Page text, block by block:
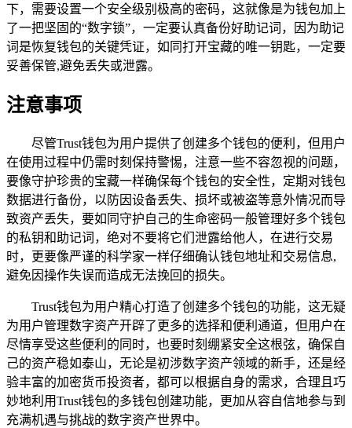
下，需要设置一个安全级别极高的密码，这就像是为钱包加上
了一把坚固的“数字锁”，一定要认真备份好助记词，因为助记
词是恢复钱包的关键凭证，如同打开宝藏的唯一钥匙，一定要
妥善保管,避免丢失或泄露。
注意事项
尽管Trust钱包为用户提供了创建多个钱包的便利，但用户
在使用过程中仍需时刻保持警惕，注意一些不容忽视的问题，
要像守护珍贵的宝藏一样确保每个钱包的安全性，定期对钱包
数据进行备份，以防因设备丢失、损坏或被盗等意外情况而导
致资产丢失，要如同守护自己的生命密码一般管理好多个钱包
的私钥和助记词，绝对不要将它们泄露给他人，在进行交易
时，更要像严谨的科学家一样仔细确认钱包地址和交易信息,
避免因操作失误而造成无法挽回的损失。
Trust钱包为用户精心打造了创建多个钱包的功能，这无疑
为用户管理数字资产开辟了更多的选择和便利通道，但用户在
尽情享受这些便利的同时，也要时刻绷紧安全这根弦，确保自
己的资产稳如泰山，无论是初涉数字资产领域的新手，还是经
验丰富的加密货币投资者，都可以根据自身的需求，合理且巧
妙地利用Trust钱包的多钱包创建功能，更加从容自信地参与到
充满机遇与挑战的数字资产世界中。